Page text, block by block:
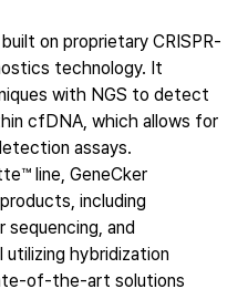
on proprietary CRISPR-
technology. It
with NGS to detect
cfDNA, which allows for
assays.
line, GeneCker
including
sequencing, and
utilizing hybridization
of-the-art solutions